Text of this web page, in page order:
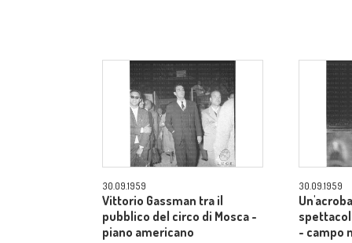
30.09.1959
Vittorio Gassman tra il
pubblico del circo di Mosca -
piano americano
30.09.1959
- campo